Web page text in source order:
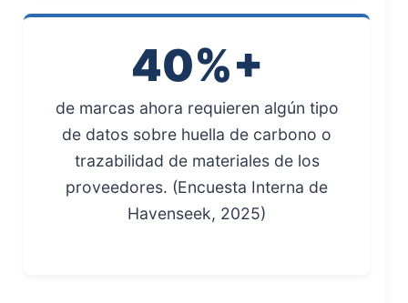
40%+
de marcas ahora requieren algún tipo
de datos sobre huella de carbono o
trazabilidad de materiales de los
proveedores. (Encuesta Interna de
Havenseek, 2025)